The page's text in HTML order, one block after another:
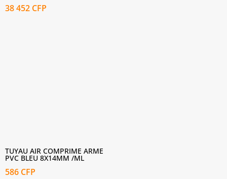
38 452 CFP
TUYAU AIR COMPRIME ARME
PVC BLEU 8X14MM /ML
586 CFP